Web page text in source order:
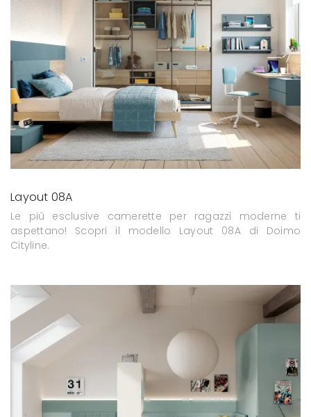
Layout 08A
Le più esclusive camerette per ragazzi moderne ti
aspettano! Scopri il modello Layout 08A di Doimo
Cityline.